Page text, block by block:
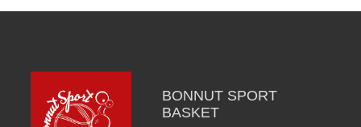
BONNUT SPORT
BASKET